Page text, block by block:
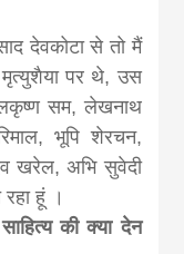
देवकोटा से तो मैं
पर थे, उस
सम, लेखनाथ
भूपि शेरचन,
खरेल, अभि सुवेदी
हूं ।
की क्या देन